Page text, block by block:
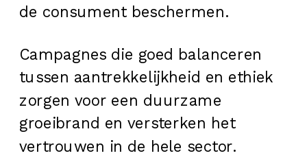
de consument beschermen.
Campagnes die goed balanceren
tussen aantrekkelijkheid en ethiek
zorgen voor een duurzame
groeibrand en versterken het
vertrouwen in de hele sector.